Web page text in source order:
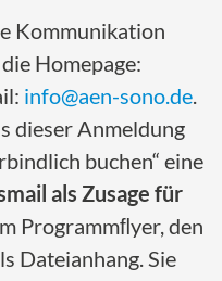
Kommunikation
Homepage:
info@aen-sono.de.
dieser Anmeldung
buchen“ eine
als Zusage für
Programmﬂyer, den
Dateianhang. Sie